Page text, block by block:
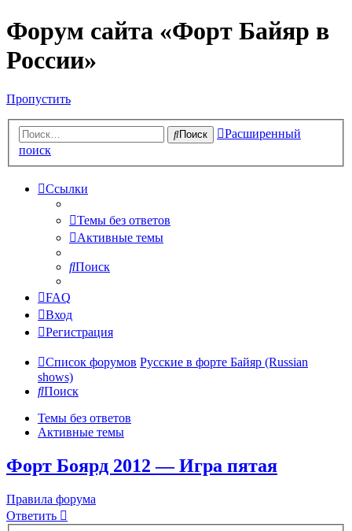
Форум сайта «Форт Байяр в
России»
Пропустить
Поиск
Расширенный
поиск
Ссылки
Темы без ответов
Активные темы
Поиск
FAQ
Вход
Регистрация
Список форумов Русские в форте Байяр (Russian
shows)
Поиск
Темы без ответов
Активные темы
Форт Боярд 2012 — Игра пятая
Правила форума
Ответить